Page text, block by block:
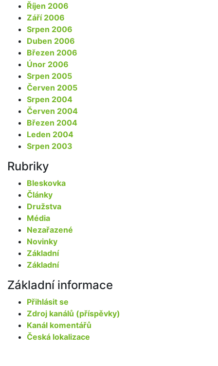
Říjen 2006
Září 2006
Srpen 2006
Duben 2006
Březen 2006
Únor 2006
Srpen 2005
Červen 2005
Srpen 2004
Červen 2004
Březen 2004
Leden 2004
Srpen 2003
Rubriky
Bleskovka
Články
Družstva
Média
Nezařazené
Novinky
Základní
Základní
Základní informace
Přihlásit se
Zdroj kanálů (příspěvky)
Kanál komentářů
Česká lokalizace